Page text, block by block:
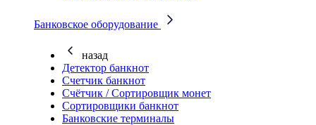
Банковское оборудование
назад
Детектор банкнот
Счетчик банкнот
Счётчик / Сортировщик монет
Сортировщики банкнот
Банковские терминалы